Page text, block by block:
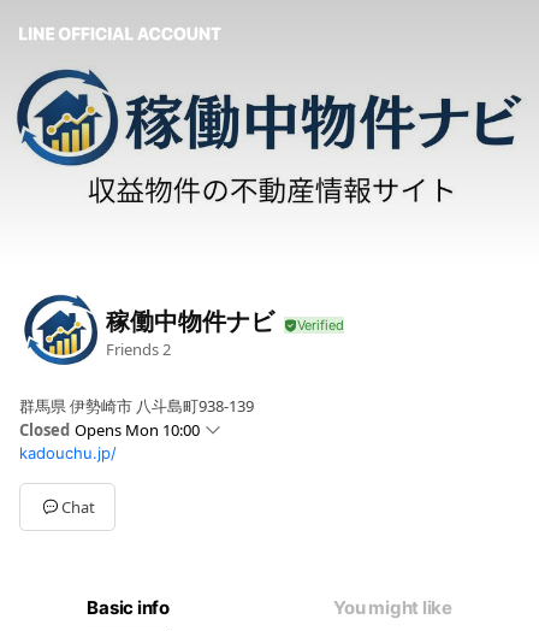
稼働中物件ナビ
Friends2
群馬県 伊勢崎市 八斗島町938-139
Closed Opens Mon 10:00
SunClosed
Mon10:00 - 17:00
Tue10:00 - 17:00
Wed10:00 - 17:00
祝日は休み
kadouchu.jp/
Chat
Basic info You might like